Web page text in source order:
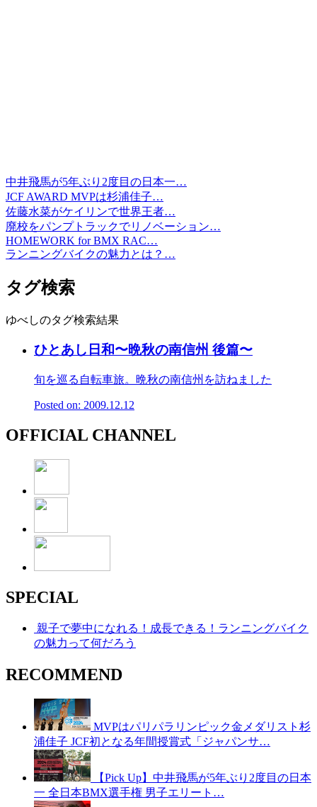
中井飛馬が5年ぶり2度目の日本一…
JCF AWARD MVPは杉浦佳子…
佐藤水菜がケイリンで世界王者…
廃校をパンプトラックでリノベーション…
HOMEWORK for BMX RAC…
ランニングバイクの魅力とは？…
タグ検索
ゆべしのタグ検索結果
ひとあし日和〜晩秋の南信州 後篇〜
旬を巡る自転車旅。晩秋の南信州を訪ねました
Posted on: 2009.12.12
OFFICIAL CHANNEL
SPECIAL
親子で夢中になれる！成長できる！ランニングバイク
の魅力って何だろう
RECOMMEND
MVPはパリパラリンピック金メダリスト杉
浦佳子 JCF初となる年間授賞式「ジャパンサ…
【Pick Up】中井飛馬が5年ぶり2度目の日本
一 全日本BMX選手権 男子エリート…